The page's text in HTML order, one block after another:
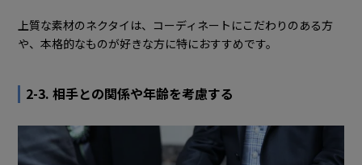
上質な素材のネクタイは、コーディネートにこだわりのある方
や、本格的なものが好きな方に特におすすめです。
2-3. 相手との関係や年齢を考慮する